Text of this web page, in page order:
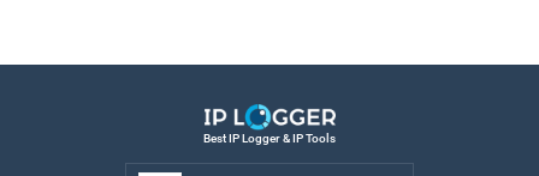
Best IP Logger & IP Tools